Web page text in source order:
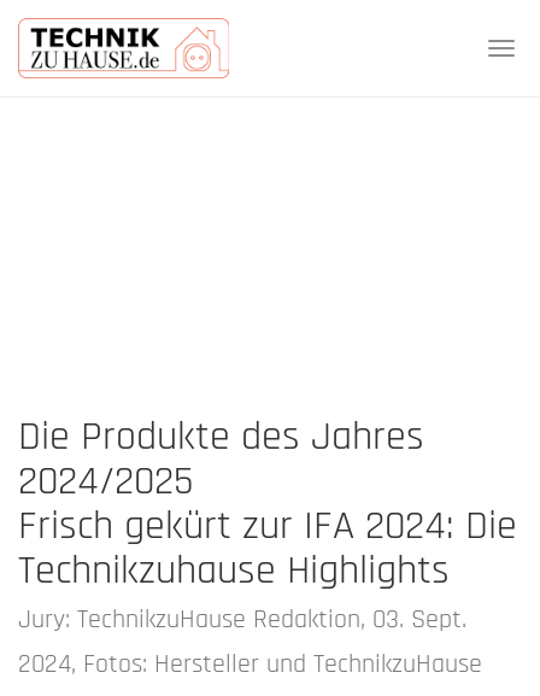
Die Produkte des Jahres
2024/2025
Frisch gekürt zur IFA 2024: Die
Technikzuhause Highlights
Jury: TechnikzuHause Redaktion, 03. Sept.
2024, Fotos: Hersteller und TechnikzuHause